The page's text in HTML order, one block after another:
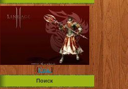
[Игры]
Поиск